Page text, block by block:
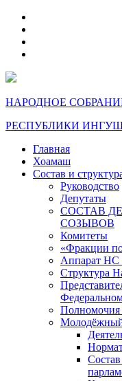
НАРОДНОЕ
РЕСПУБЛИКИ
Главная
Хоамаш
Состав и
Руководство
Депутаты
СОСТАВ
СОЗЫВОВ
Комитеты
«Фракции
Аппарат
Структура
Полномочия